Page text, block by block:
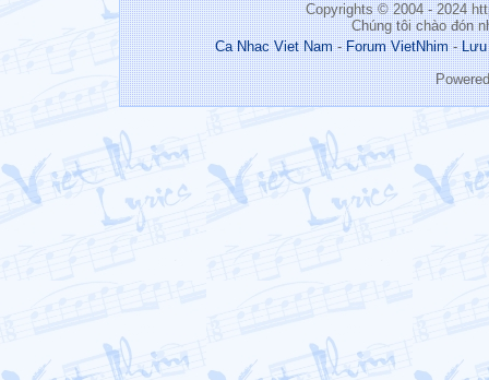
Copyrights © 2004 - 2024
Chúng tôi chào đón
Ca Nhac Viet Nam-Forum VietNhim-